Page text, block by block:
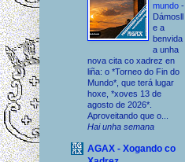
mundo -
Dámosll
e a
benvida
a unha
nova cita co xadrez en
liña: o *Torneo do Fin do
Mundo*, que terá lugar
hoxe, *xoves 13 de
agosto de 2026*.
Aproveitando que o...
Hai unha semana
AGAX - Xogando co